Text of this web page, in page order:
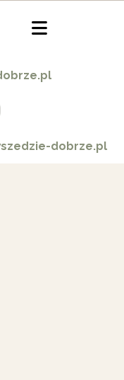
dobrze.pl